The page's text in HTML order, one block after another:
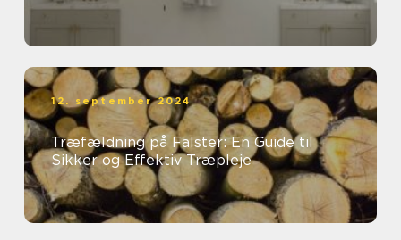
12. september 2024
Træfældning på Falster: En Guide til
Sikker og Effektiv Træpleje